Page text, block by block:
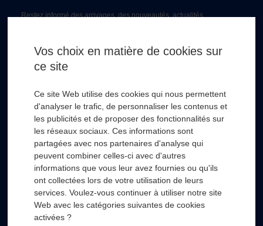
Restez informé des arrivages, des nouveautés, actualités...
RSL HYDRO +
FOURNISSEURS +
SECTEURS D’ACTIVITÉS
Vos choix en matière de cookies sur
ce site
Ce site Web utilise des cookies qui nous permettent
d'analyser le trafic, de personnaliser les contenus et
les publicités et de proposer des fonctionnalités sur
les réseaux sociaux. Ces informations sont
partagées avec nos partenaires d'analyse qui
peuvent combiner celles-ci avec d'autres
informations que vous leur avez fournies ou qu'ils
ont collectées lors de votre utilisation de leurs
services. Voulez-vous continuer à utiliser notre site
Web avec les catégories suivantes de cookies
activées ?